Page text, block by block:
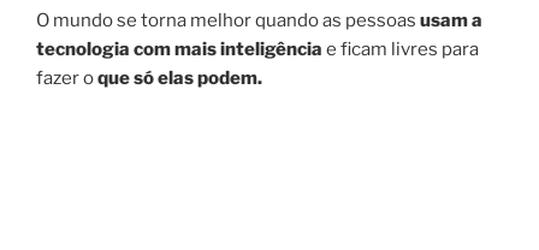
O mundo se torna melhor quando as pessoas usam a
tecnologia com mais inteligência e ficam livres para
fazer oque só elas podem.